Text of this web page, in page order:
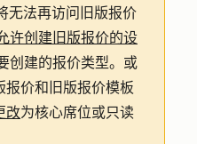
无法再访问旧版报价
许创建旧版报价的设
创建的报价类型。或
报价和旧版报价模板
改为核心席位或只读